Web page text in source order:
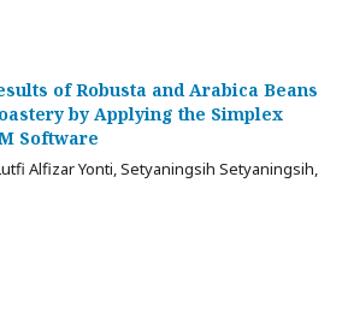
of Robusta and Arabica Beans
by Applying the Simplex
Software
Alfizar Yonti, Setyaningsih Setyaningsih,